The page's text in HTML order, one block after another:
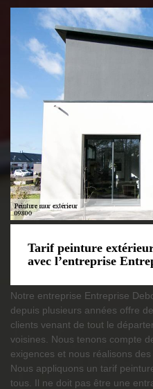
Tarif peinture
avec l’entreprise
Notre entreprise Entreprise
depuis plusieurs années offre
clients venant de tout le
voisines. Nous tenons compte
exigences et nous réalisons
Nous appliquons un tarif
tous. Il ne doit pas être une